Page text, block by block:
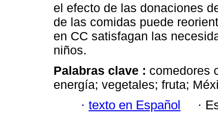
el efecto de las donaciones
de las comidas puede
en CC satisfagan las
niños.
Palabras clave : comedores
energía; vegetales; fruta;
· texto en Español ·